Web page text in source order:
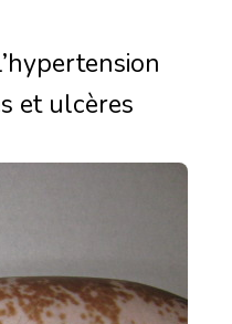
et ulcères